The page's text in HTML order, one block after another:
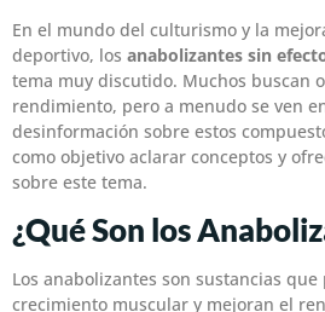
En el mundo del culturismo y la
deportivo, los anabolizantes sin
tema muy discutido. Muchos buscan
rendimiento, pero a menudo se ven
desinformación sobre estos
como objetivo aclarar conceptos y
sobre este tema.
¿Qué Son los
Los anabolizantes son sustancias
crecimiento muscular y mejoran el